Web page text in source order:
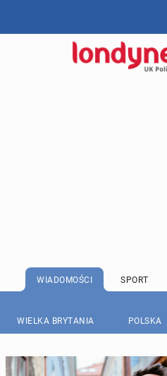
WIADOMOŚCI SPORT
WIELKA BRYTANIA POLSKA